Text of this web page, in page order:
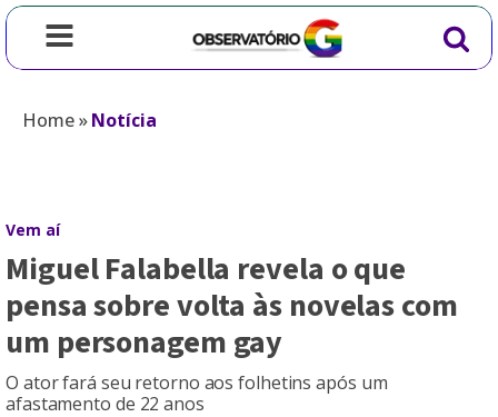
Home»Notícia
Vem aí
Miguel Falabella revela o que
pensa sobre volta às novelas com
um personagem gay
O ator fará seu retorno aos folhetins após um
afastamento de 22 anos